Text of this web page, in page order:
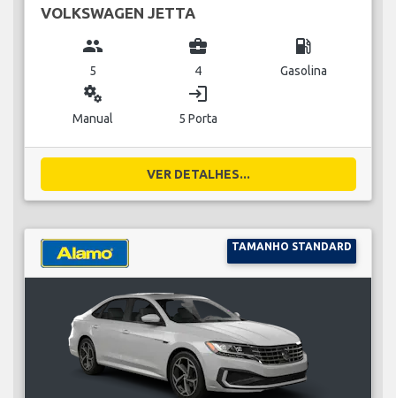
VOLKSWAGEN JETTA
group
5
business_center
4
local_gas_station
Gasolina
miscellaneous_services
Manual
login
5 Porta
VER DETALHES...
TAMANHO STANDARD